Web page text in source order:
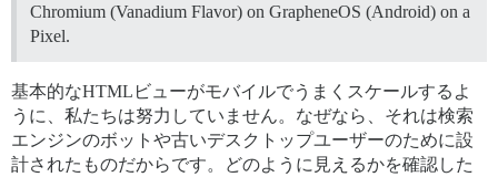
Chromium (Vanadium Flavor) on GrapheneOS (Android) on a
Pixel.
基本的なHTMLビューがモバイルでうまくスケールするよ
うに、私たちは努力していません。なぜなら、それは検索
エンジンのボットや古いデスクトップユーザーのために設
計されたものだからです。どのように見えるかを確認した